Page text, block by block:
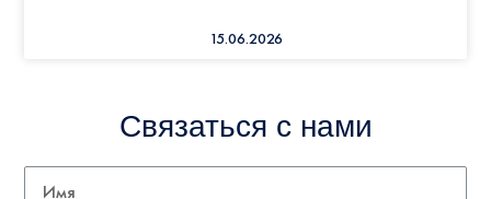
15.06.2026
Связаться с нами